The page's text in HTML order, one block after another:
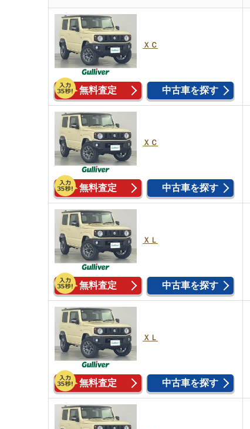
ＸＣ
無料査定 中古車を探す
ＸＣ
無料査定 中古車を探す
ＸＬ
無料査定 中古車を探す
ＸＬ
無料査定 中古車を探す